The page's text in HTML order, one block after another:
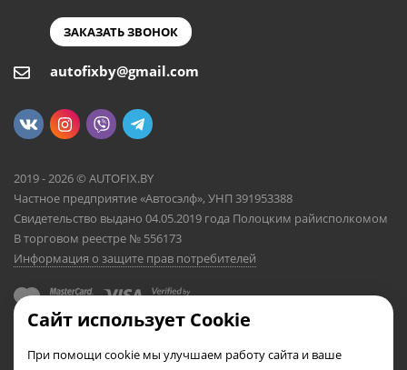
ЗАКАЗАТЬ ЗВОНОК
autofixby@gmail.com
2019 - 2026 © AUTOFIX.BY
Частное предприятие «Автосэлф», УНП 391953388
Свидетельство выдано 04.05.2019 года Полоцким райисполкомом
В торговом реестре № 556173
Информация о защите прав потребителей
Сайт использует Cookie
При помощи cookie мы улучшаем работу сайта и ваше